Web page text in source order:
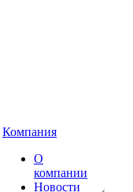
Компания
О
компании
Новости